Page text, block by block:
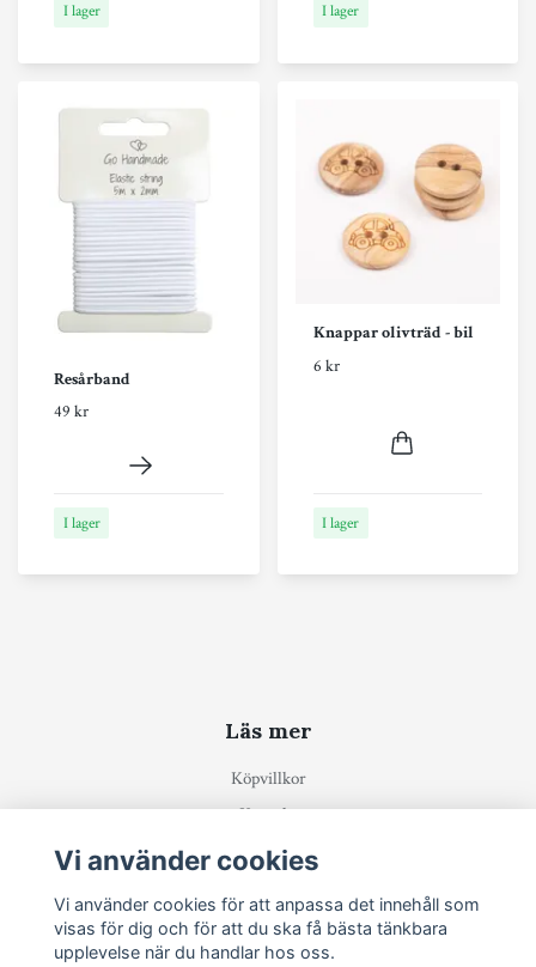
I lager I lager
Resårband
49 kr
I lager
Knappar olivträd - bil
6 kr
I lager
Läs mer
Köpvillkor
Kontakt
Integritetspolicy
Prenumerera på vårt nyhetsbrev
Vi använder cookies
Vi använder cookies för att anpassa det innehåll som
visas för dig och för att du ska få bästa tänkbara
upplevelse när du handlar hos oss.